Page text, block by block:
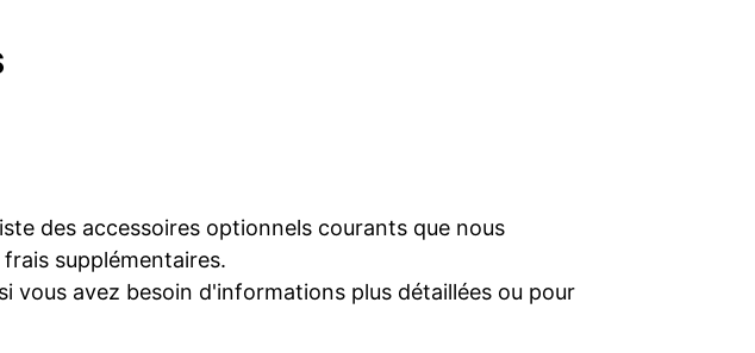
des accessoires optionnels courants que nous
supplémentaires.
vous avez besoin d'informations plus détaillées ou pour